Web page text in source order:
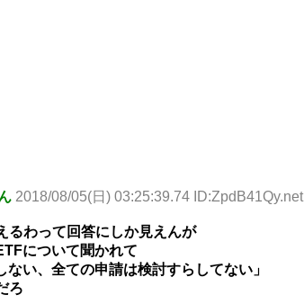
2018/08/05(日) 03:25:39.74 ID:ZpdB41Qy.net
るわって回答にしか見えんが
について聞かれて
ない、全ての申請は検討すらしてない」
ろ